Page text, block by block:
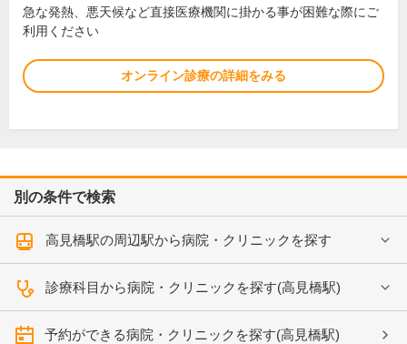
急な発熱、悪天候など直接医療機関に掛かる事が困難な際にご
利用ください
オンライン診療の詳細をみる
別の条件で検索
高見橋駅の周辺駅から病院・クリニックを探す
診療科目から病院・クリニックを探す(高見橋駅)
予約ができる病院・クリニックを探す(高見橋駅)